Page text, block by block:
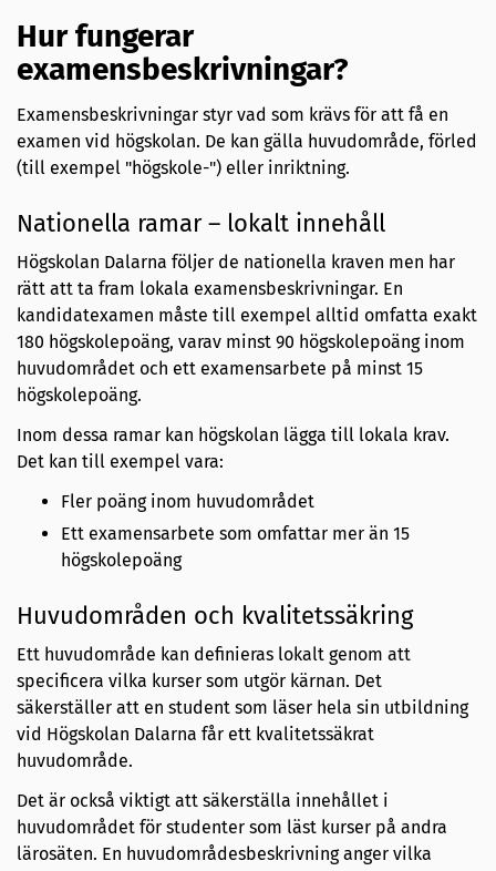
Hur fungerar
examensbeskrivningar?
Examensbeskrivningar styr vad som krävs för att få en
examen vid högskolan. De kan gälla huvudområde, förled
(till exempel "högskole-") eller inriktning.
Nationella ramar – lokalt innehåll
Högskolan Dalarna följer de nationella kraven men har
rätt att ta fram lokala examensbeskrivningar. En
kandidatexamen måste till exempel alltid omfatta exakt
180 högskolepoäng, varav minst 90 högskolepoäng inom
huvudområdet och ett examensarbete på minst 15
högskolepoäng.
Inom dessa ramar kan högskolan lägga till lokala krav.
Det kan till exempel vara:
Fler poäng inom huvudområdet
Ett examensarbete som omfattar mer än 15
högskolepoäng
Huvudområden och kvalitetssäkring
Ett huvudområde kan definieras lokalt genom att
specificera vilka kurser som utgör kärnan. Det
säkerställer att en student som läser hela sin utbildning
vid Högskolan Dalarna får ett kvalitetssäkrat
huvudområde.
Det är också viktigt att säkerställa innehållet i
huvudområdet för studenter som läst kurser på andra
lärosäten. En huvudområdesbeskrivning anger vilka